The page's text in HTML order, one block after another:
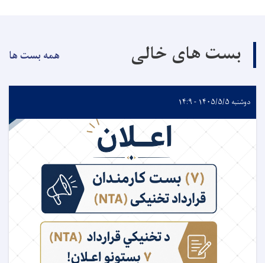
بست های خالی همه بست ها
دوشنبه ۱۴۰۵/۵/۵ - ۱۴:۹